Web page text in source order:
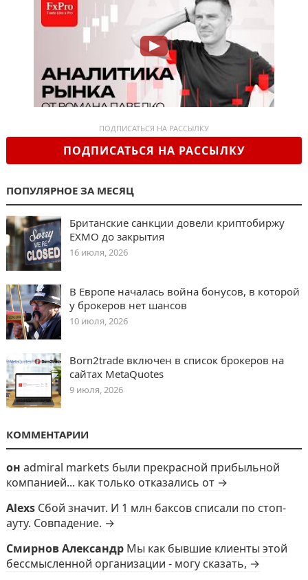
ПОДПИСАТЬСЯ НА РАССЫЛКУ
ПОДПИСАТЬСЯ НА РАССЫЛКУ
ПОПУЛЯРНОЕ ЗА МЕСЯЦ
Британские санкции довели криптобиржу
EXMO до закрытия
16 июля, 2026
В Европе началась война бонусов, в которой
у брокеров нет шансов
10 июля, 2026
Born2trade включен в список брокеров на
сайтах MetaQuotes
9 июля, 2026
КОММЕНТАРИИ
он admiral markets были прекрасной прибыльной
компанией... как только отказались от →
Alexs Сбой значит. И 1 млн баксов списали по стоп-
ауту. Совпадение. →
Смирнов Александр Мы как бывшие клиенты этой
бессмысленной организации - могу сказать, →